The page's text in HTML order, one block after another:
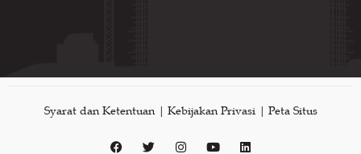
Syarat dan Ketentuan | Kebijakan Privasi | Peta Situs